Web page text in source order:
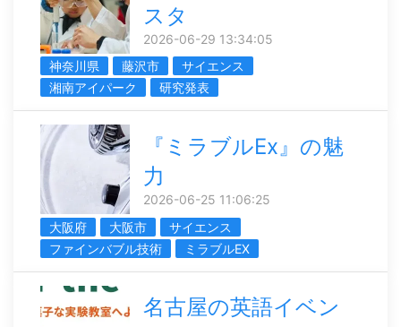
スタ
2026-06-29 13:34:05
神奈川県
藤沢市
サイエンス
湘南アイパーク
研究発表
『ミラブルEx』の魅
力
2026-06-25 11:06:25
大阪府
大阪市
サイエンス
ファインバブル技術
ミラブルEX
名古屋の英語イベン